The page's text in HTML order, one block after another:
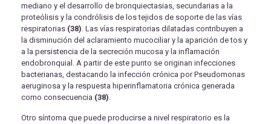
mediano y el desarrollo de bronquiectasias, secundarias a la
proteólisis y la condrólisis de los tejidos de soporte de las vías
respiratorias (38). Las vías respiratorias dilatadas contribuyen a
la disminución del aclaramiento mucociliar y la aparición de tos y
a la persistencia de la secreción mucosa y la inflamación
endobronquial. A partir de este punto se originan infecciones
bacterianas, destacando la infección crónica por Pseudomonas
aeruginosa y la respuesta hiperinflamatoria crónica generada
como consecuencia (38).
Otro síntoma que puede producirse a nivel respiratorio es la